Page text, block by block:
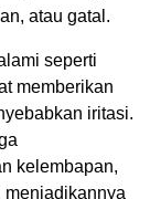
atau gatal.
seperti
memberikan
iritasi.
kelembapan,
menjadikannya